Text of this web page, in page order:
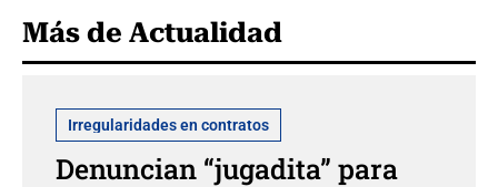
Más de Actualidad
Irregularidades en contratos
Denuncian “jugadita” para